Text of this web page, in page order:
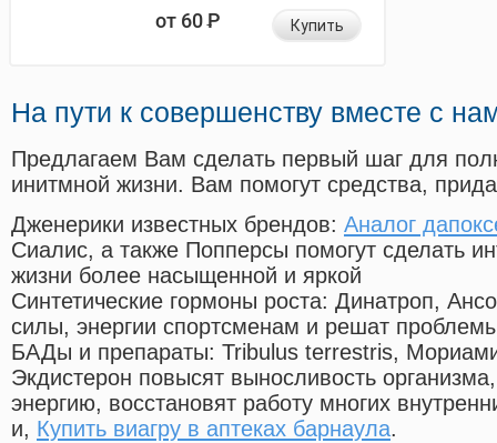
от 60Р Купить
На пути к совершенству вместе с
Предлагаем Вам сделать первый шаг для
инитмной жизни. Вам помогут средства,
Дженерики известных брендов: Аналог
Сиалис, а также Попперсы помогут сделать
жизни более насыщенной и яркой
Синтетические гормоны роста: Динатроп,
силы, энергии спортсменам и решат
БАДы и препараты: Tribulus terrestris,
Экдистерон повысят выносливость
энергию, восстановят работу многих
и, Купить виагру в аптеках барнаула.